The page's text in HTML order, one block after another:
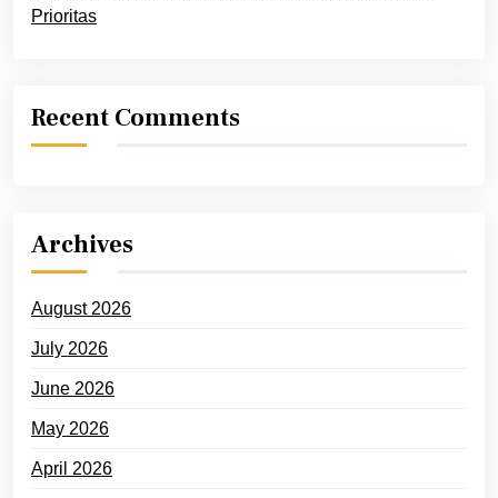
Prioritas
Recent Comments
Archives
August 2026
July 2026
June 2026
May 2026
April 2026